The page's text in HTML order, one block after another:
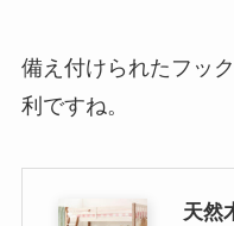
備え付けられたフッ
利ですね。
天然